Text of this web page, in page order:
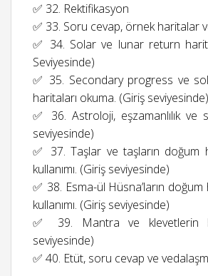
✅ 32. Rektifikasyon
✅ 33. Soru cevap, örnek haritalar
✅ 34. Solar ve lunar return
Seviyesinde)
✅ 35. Secondary progress ve
haritaları okuma. (Giriş seviyesinde)
✅ 36. Astroloji, eşzamanlılık ve
seviyesinde)
✅ 37. Taşlar ve taşların doğum
kullanımı. (Giriş seviyesinde)
✅ 38. Esma-ül Hüsna’ların
kullanımı. (Giriş seviyesinde)
✅ 39. Mantra ve klevetlerin
seviyesinde)
✅ 40. Etüt, soru cevap ve